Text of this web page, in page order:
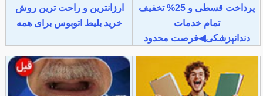
پرداخت قسطی و 25% تخفیف
تمام خدمات
دندانپزشکی◀فرصت محدود
ارزانترین و راحت ترین روش
خرید بلیط اتوبوس برای همه